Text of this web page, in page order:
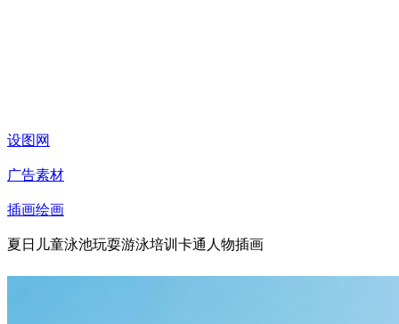
设图网
广告素材
插画绘画
夏日儿童泳池玩耍游泳培训卡通人物插画